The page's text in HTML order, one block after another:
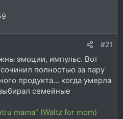
#21
эмоции, импульс. Вот
полностью за пару
продукта... когда умерла
семейные
mama” (Waltz for mom)